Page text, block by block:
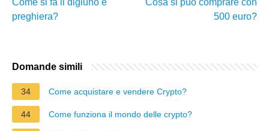
preghiera?
500 euro?
Domande simili
34 Come acquistare e vendere Crypto?
44 Come funziona il mondo delle crypto?